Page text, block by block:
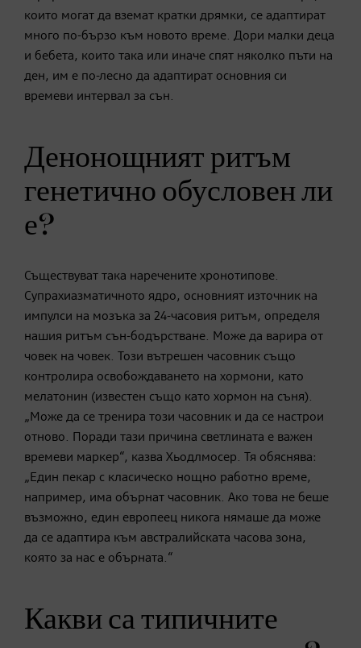
които могат да вземат кратки дрямки, се адаптират
много по-бързо към новото време. Дори малки деца
и бебета, които така или иначе спят няколко пъти на
ден, им е по-лесно да адаптират основния си
времеви интервал за сън.
Денонощният ритъм
генетично обусловен ли
е?
Съществуват така наречените хронотипове.
Супрахиазматичното ядро, основният източник на
импулси на мозъка за 24-часовия ритъм, определя
нашия ритъм сън-бодърстване. Може да варира от
човек на човек. Този вътрешен часовник също
контролира освобождаването на хормони, като
мелатонин (известен също като хормон на съня).
„Може да се тренира този часовник и да се настрои
отново. Поради тази причина светлината е важен
времеви маркер“, казва Хьодлмосер. Тя обяснява:
„Един пекар с класическо нощно работно време,
например, има обърнат часовник. Ако това не беше
възможно, един европеец никога нямаше да може
да се адаптира към австралийската часова зона,
която за нас е обърната.“
Какви са типичните